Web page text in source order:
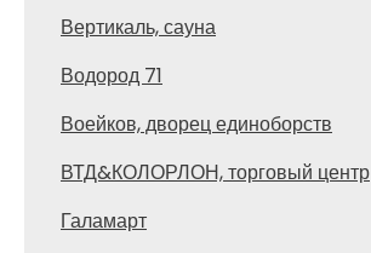
Вертикаль, сауна
Водород 71
Воейков, дворец единоборств
ВТД&КОЛОРЛОН, торговый центр
Галамарт